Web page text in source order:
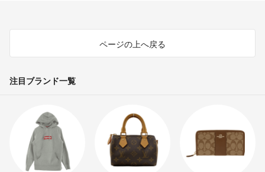
ページの上へ戻る
注目ブランド一覧